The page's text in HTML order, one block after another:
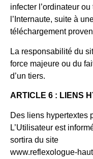
infecter l’ordinateur
l’Internaute, suite à
téléchargement
La responsabilité du
force majeure ou du
d’un tiers.
ARTICLE 6 : LIENS
Des liens hypertextes
L’Utilisateur est
sortira du site
www.reflexologue-